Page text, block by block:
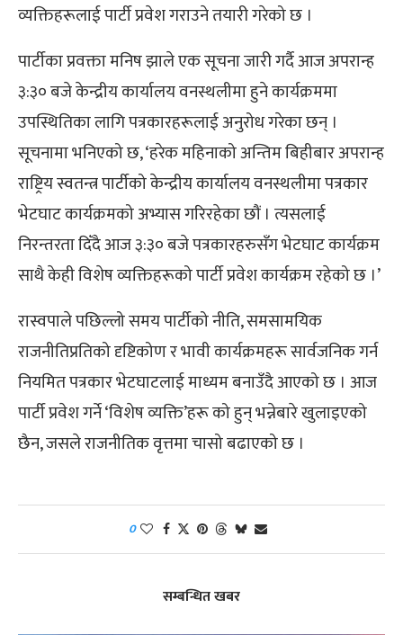
व्यक्तिहरूलाई पार्टी प्रवेश गराउने तयारी गरेको छ ।
पार्टीका प्रवक्ता मनिष झाले एक सूचना जारी गर्दै आज अपरान्ह
३:३० बजे केन्द्रीय कार्यालय वनस्थलीमा हुने कार्यक्रममा
उपस्थितिका लागि पत्रकारहरूलाई अनुरोध गरेका छन् ।
सूचनामा भनिएको छ, ‘हरेक महिनाको अन्तिम बिहीबार अपरान्ह
राष्ट्रिय स्वतन्त्र पार्टीको केन्द्रीय कार्यालय वनस्थलीमा पत्रकार
भेटघाट कार्यक्रमको अभ्यास गरिरहेका छौं । त्यसलाई
निरन्तरता दिँदै आज ३:३० बजे पत्रकारहरुसँग भेटघाट कार्यक्रम
साथै केही विशेष व्यक्तिहरूको पार्टी प्रवेश कार्यक्रम रहेको छ ।’
रास्वपाले पछिल्लो समय पार्टीको नीति, समसामयिक
राजनीतिप्रतिको दृष्टिकोण र भावी कार्यक्रमहरू सार्वजनिक गर्न
नियमित पत्रकार भेटघाटलाई माध्यम बनाउँदै आएको छ । आज
पार्टी प्रवेश गर्ने ‘विशेष व्यक्ति’हरू को हुन् भन्नेबारे खुलाइएको
छैन, जसले राजनीतिक वृत्तमा चासो बढाएको छ ।
0
सम्बन्धित खबर